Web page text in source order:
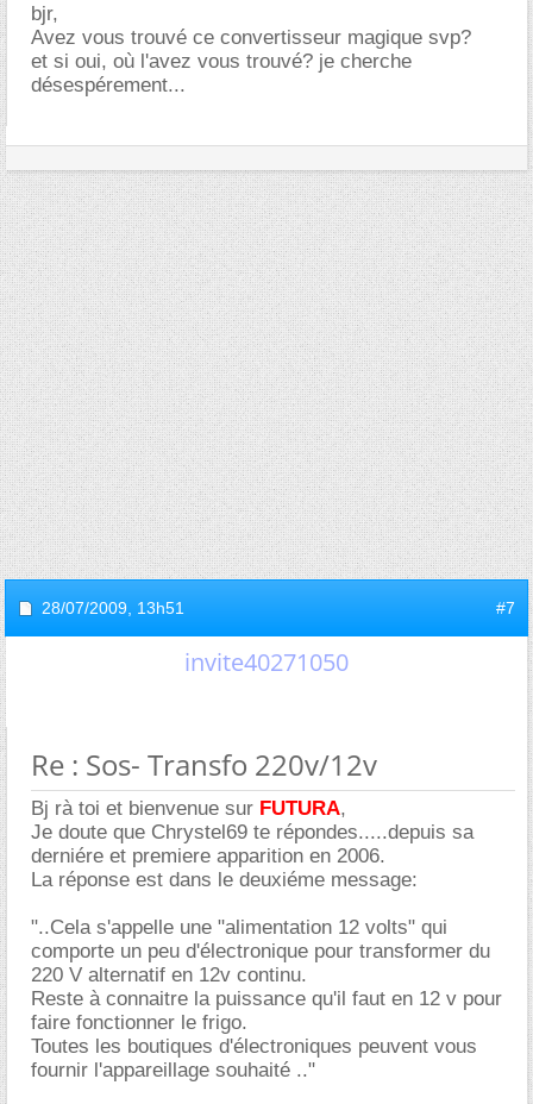
bjr,
Avez vous trouvé ce convertisseur magique svp?
et si oui, où l'avez vous trouvé? je cherche
désespérement...
28/07/2009, 13h51 #7
invite40271050
Re : Sos- Transfo 220v/12v
Bj rà toi et bienvenue sur FUTURA,
Je doute que Chrystel69 te répondes.....depuis sa
derniére et premiere apparition en 2006.
La réponse est dans le deuxiéme message:
"..Cela s'appelle une "alimentation 12 volts" qui
comporte un peu d'électronique pour transformer du
220 V alternatif en 12v continu.
Reste à connaitre la puissance qu'il faut en 12 v pour
faire fonctionner le frigo.
Toutes les boutiques d'électroniques peuvent vous
fournir l'appareillage souhaité .."